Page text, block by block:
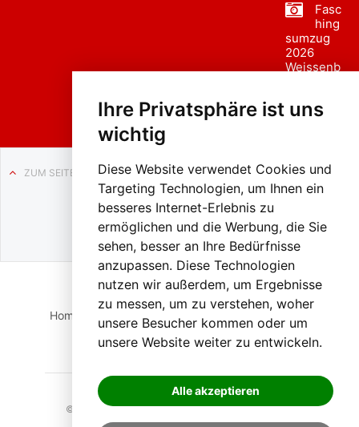
Ihre Privatsphäre ist uns
wichtig
Diese Website verwendet Cookies und
Targeting Technologien, um Ihnen ein
besseres Internet-Erlebnis zu
ermöglichen und die Werbung, die Sie
sehen, besser an Ihre Bedürfnisse
anzupassen. Diese Technologien
nutzen wir außerdem, um Ergebnisse
zu messen, um zu verstehen, woher
unsere Besucher kommen oder um
unsere Website weiter zu entwickeln.
Alle akzeptieren
Fasc
hing
sumzug
2026
Weissenb
ZUM SEITENANFANG
Auf BLO24.at werben?
+43 (0)664 2226600
Home Login Impressum
Datenschutz
Kontakt
© 2023 BLO24.at – Bezirk Liezen Online |Cookies